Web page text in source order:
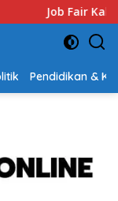
2.000
Pendidikan &